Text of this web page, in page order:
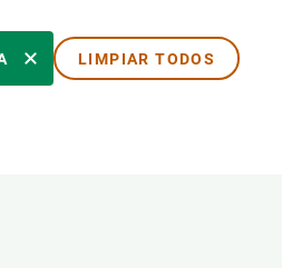
LIMPIAR TODOS